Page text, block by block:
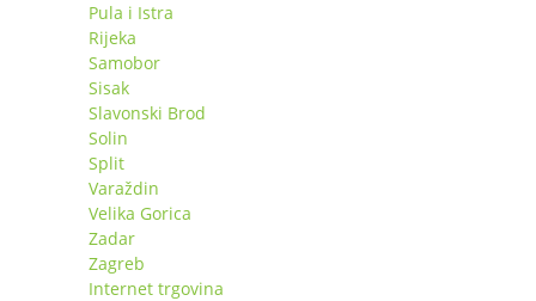
Pula i Istra
Rijeka
Samobor
Sisak
Slavonski Brod
Solin
Split
Varaždin
Velika Gorica
Zadar
Zagreb
Internet trgovina